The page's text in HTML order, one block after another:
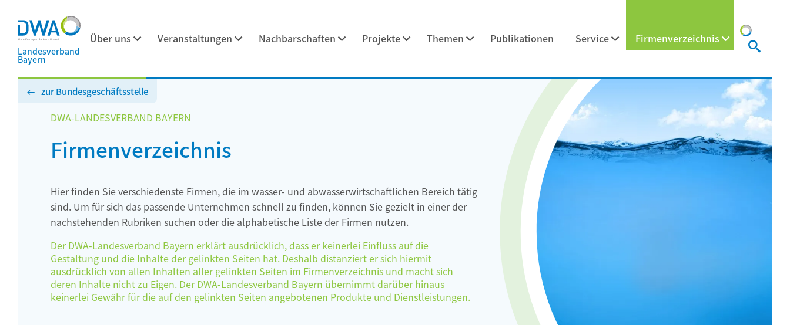
Landesverband
Bayern
Über uns Veranstaltungen Nachbarschaften Projekte Themen Publikationen Service Firmenverzeichnis
zur Bundesgeschäftsstelle
DWA-LANDESVERBAND BAYERN
Firmenverzeichnis
Hier finden Sie verschiedenste Firmen, die im wasser- und abwasserwirtschaftlichen Bereich tätig
sind. Um für sich das passende Unternehmen schnell zu finden, können Sie gezielt in einer der
nachstehenden Rubriken suchen oder die alphabetische Liste der Firmen nutzen.
Der DWA-Landesverband Bayern erklärt ausdrücklich, dass er keinerlei Einfluss auf die
Gestaltung und die Inhalte der gelinkten Seiten hat. Deshalb distanziert er sich hiermit
ausdrücklich von allen Inhalten aller gelinkten Seiten im Firmenverzeichnis und macht sich
deren Inhalte nicht zu Eigen. Der DWA-Landesverband Bayern übernimmt darüber hinaus
keinerlei Gewähr für die auf den gelinkten Seiten angebotenen Produkte und Dienstleistungen.